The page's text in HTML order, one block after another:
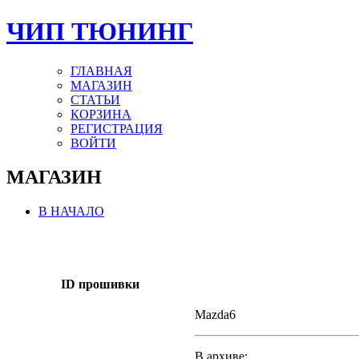
ЧИП ТЮНИНГ
ГЛАВНАЯ
МАГАЗИН
СТАТЬИ
КОРЗИНА
РЕГИСТРАЦИЯ
ВОЙТИ
МАГАЗИН
В НАЧАЛО
ID прошивки
Mazda6
В архиве: